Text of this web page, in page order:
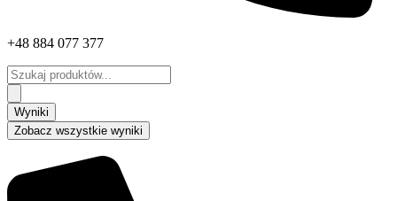
+48 884 077 377
Search
...
Wyniki
Zobacz wszystkie wyniki